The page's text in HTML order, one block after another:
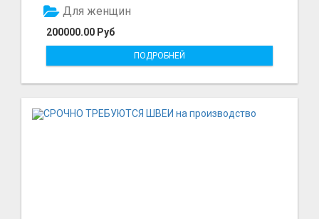
200000.00 Руб
Для женщин
ПОДРОБНЕЙ